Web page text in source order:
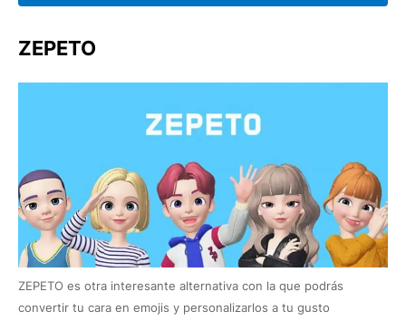
ZEPETO
ZEPETO es otra interesante alternativa con la que podrás
convertir tu cara en emojis y personalizarlos a tu gusto